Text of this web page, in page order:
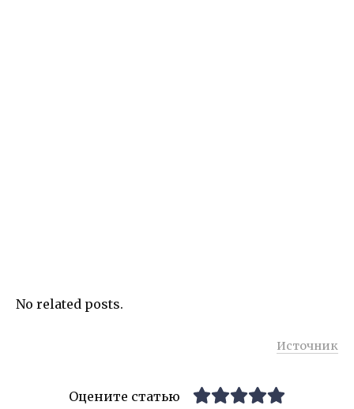
No related posts.
Источник
Оцените статью